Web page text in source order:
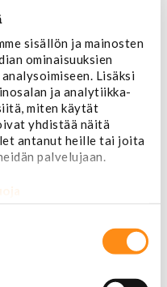
sisällön ja mainosten
ominaisuuksien
Lisäksi
ja analytiikka-
miten käytät
yhdistää näitä
antanut heille tai joita
palvelujaan.